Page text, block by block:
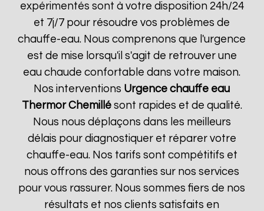
expérimentés sont à votre disposition 24h/24
et 7j/7 pour résoudre vos problèmes de
chauffe-eau. Nous comprenons que l'urgence
est de mise lorsqu'il s'agit de retrouver une
eau chaude confortable dans votre maison.
Nos interventions Urgence chauffe eau
Thermor Chemillésont rapides et de qualité.
Nous nous déplaçons dans les meilleurs
délais pour diagnostiquer et réparer votre
chauffe-eau. Nos tarifs sont compétitifs et
nous offrons des garanties sur nos services
pour vous rassurer. Nous sommes fiers de nos
résultats et nos clients satisfaits en